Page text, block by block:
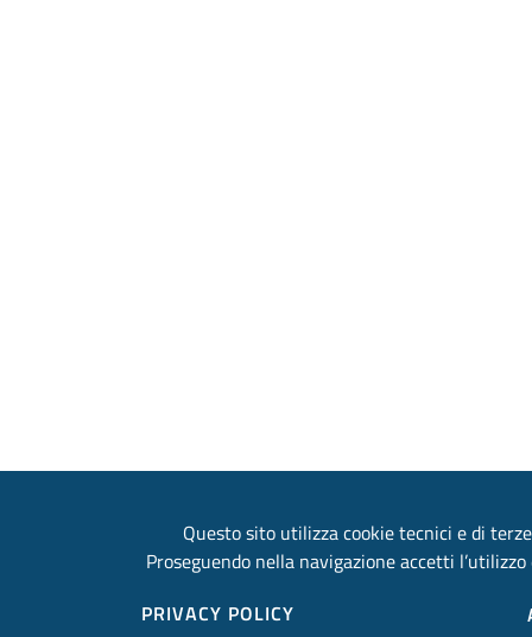
Questo sito utilizza cookie tecnici e di
Proseguendo nella navigazione accetti l’utilizzo
PRIVACY POLICY